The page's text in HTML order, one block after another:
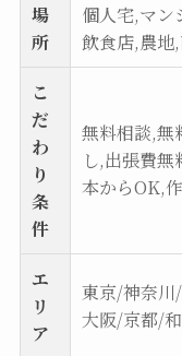
場
所
個人宅,マン
飲食店,農地
こ
だ
わ
り
条
件
無料相談,無
し,出張費
本からOK,
エ
リ
ア
東京/神奈
大阪/京都/